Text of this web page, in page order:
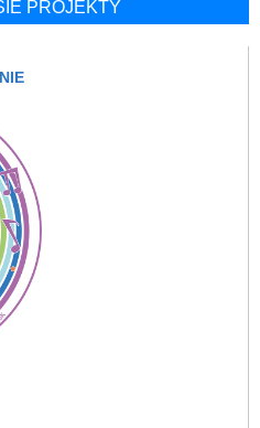
PROJEKTY